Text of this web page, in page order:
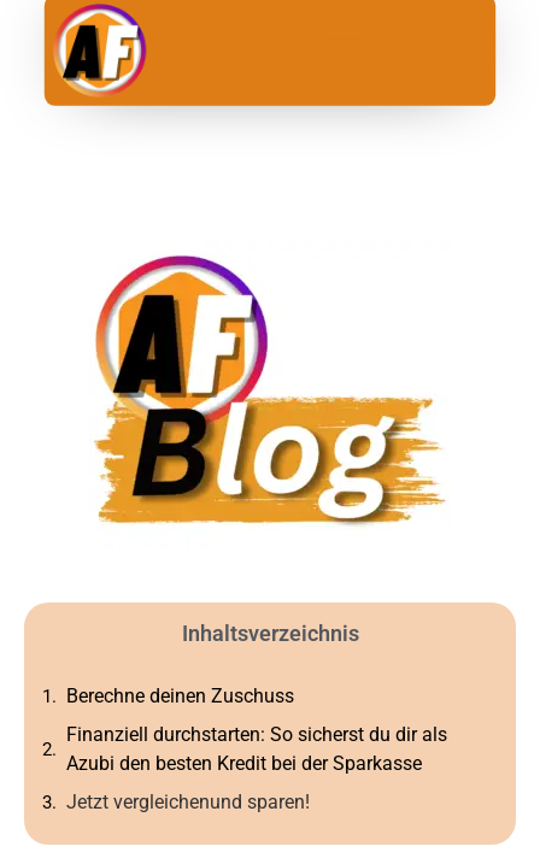
Inhaltsverzeichnis
Berechne deinen Zuschuss
Finanziell durchstarten: So sicherst du dir als
Azubi den besten Kredit bei der Sparkasse
Jetzt vergleichenund sparen!